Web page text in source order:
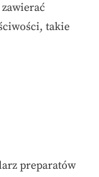
takie
preparatów